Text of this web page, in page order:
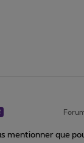
mentionner que